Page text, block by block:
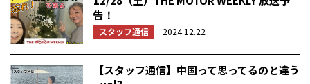
告！
スタッフ通信 2024.12.22
【スタッフ通信】中国って思ってるのと違う